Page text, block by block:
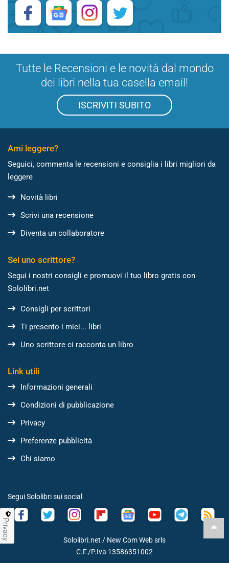
Tutte le Recensioni e le novità dal mondo
dei libri nella tua casella email!
ISCRIVITI SUBITO
Ami leggere?
Seguici, commenta le recensioni e consiglia i libri migliori da
leggere
Novità libri
Scrivi una recensione
Diventa un collaboratore
Sei uno scrittore?
Segui i nostri consigli e promuovi il tuo libro gratis con
Sololibri.net
Consigli per scrittori
Ti presento i miei... libri
Uno scrittore ci racconta un libro
Link utili
Informazioni generali
Condizioni di pubblicazione
Privacy
Preferenze pubblicità
Chi siamo
Segui Sololibri sui social
Sololibri.net / New Com Web srls
C.F./P.Iva 13586351002
Privacy